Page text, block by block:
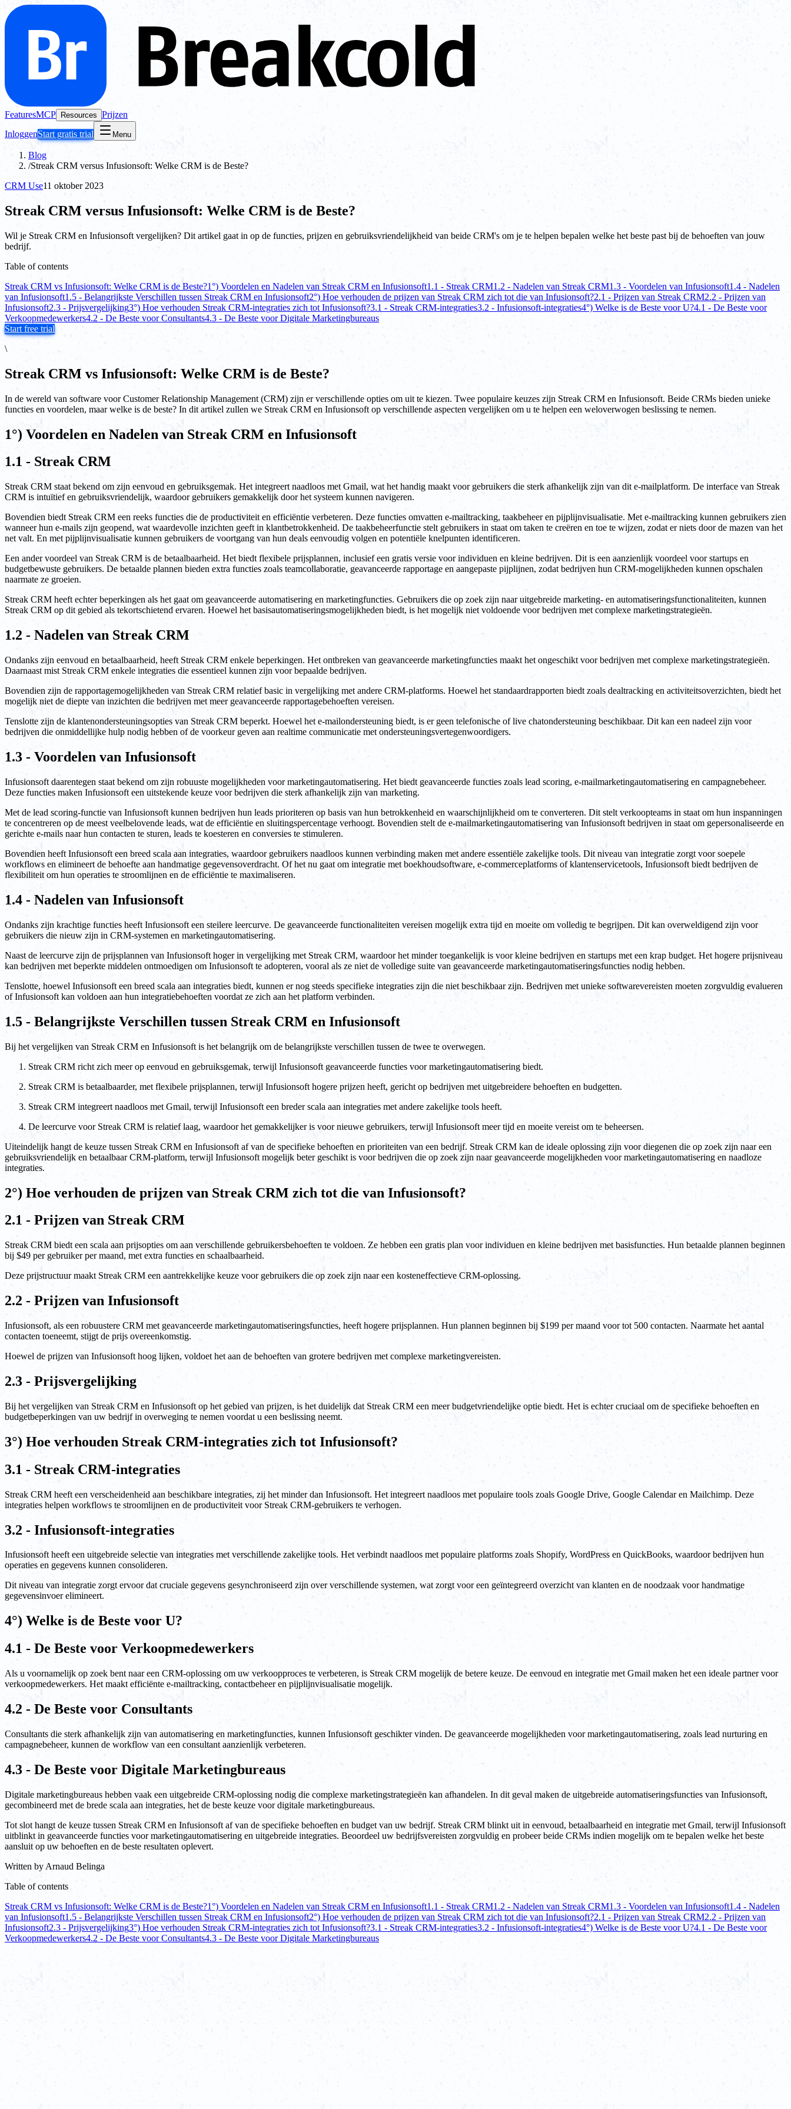
FeaturesMCP Resources Prijzen
InloggenStart gratis trial Menu
Blog
/Streak CRM versus Infusionsoft: Welke CRM is de Beste?
CRM Use11 oktober 2023
Streak CRM versus Infusionsoft: Welke CRM is de Beste?
Wil je Streak CRM en Infusionsoft vergelijken? Dit artikel gaat in op de functies, prijzen en gebruiksvriendelijkheid van beide CRM's om je te helpen bepalen welke het beste past bij de behoeften van jouw
bedrijf.
Table of contents
Streak CRM vs Infusionsoft: Welke CRM is de Beste?1°) Voordelen en Nadelen van Streak CRM en Infusionsoft1.1 - Streak CRM1.2 - Nadelen van Streak CRM1.3 - Voordelen van Infusionsoft1.4 - Nadelen
van Infusionsoft1.5 - Belangrijkste Verschillen tussen Streak CRM en Infusionsoft2°) Hoe verhouden de prijzen van Streak CRM zich tot die van Infusionsoft?2.1 - Prijzen van Streak CRM2.2 - Prijzen van
Infusionsoft2.3 - Prijsvergelijking3°) Hoe verhouden Streak CRM-integraties zich tot Infusionsoft?3.1 - Streak CRM-integraties3.2 - Infusionsoft-integraties4°) Welke is de Beste voor U?4.1 - De Beste voor
Verkoopmedewerkers4.2 - De Beste voor Consultants4.3 - De Beste voor Digitale Marketingbureaus
Start free trial
\
Streak CRM vs Infusionsoft: Welke CRM is de Beste?
In de wereld van software voor Customer Relationship Management (CRM) zijn er verschillende opties om uit te kiezen. Twee populaire keuzes zijn Streak CRM en Infusionsoft. Beide CRMs bieden unieke
functies en voordelen, maar welke is de beste? In dit artikel zullen we Streak CRM en Infusionsoft op verschillende aspecten vergelijken om u te helpen een weloverwogen beslissing te nemen.
1°) Voordelen en Nadelen van Streak CRM en Infusionsoft
1.1 - Streak CRM
Streak CRM staat bekend om zijn eenvoud en gebruiksgemak. Het integreert naadloos met Gmail, wat het handig maakt voor gebruikers die sterk afhankelijk zijn van dit e-mailplatform. De interface van Streak
CRM is intuïtief en gebruiksvriendelijk, waardoor gebruikers gemakkelijk door het systeem kunnen navigeren.
Bovendien biedt Streak CRM een reeks functies die de productiviteit en efficiëntie verbeteren. Deze functies omvatten e-mailtracking, taakbeheer en pijplijnvisualisatie. Met e-mailtracking kunnen gebruikers zien
wanneer hun e-mails zijn geopend, wat waardevolle inzichten geeft in klantbetrokkenheid. De taakbeheerfunctie stelt gebruikers in staat om taken te creëren en toe te wijzen, zodat er niets door de mazen van het
net valt. En met pijplijnvisualisatie kunnen gebruikers de voortgang van hun deals eenvoudig volgen en potentiële knelpunten identificeren.
Een ander voordeel van Streak CRM is de betaalbaarheid. Het biedt flexibele prijsplannen, inclusief een gratis versie voor individuen en kleine bedrijven. Dit is een aanzienlijk voordeel voor startups en
budgetbewuste gebruikers. De betaalde plannen bieden extra functies zoals teamcollaboratie, geavanceerde rapportage en aangepaste pijplijnen, zodat bedrijven hun CRM-mogelijkheden kunnen opschalen
naarmate ze groeien.
Streak CRM heeft echter beperkingen als het gaat om geavanceerde automatisering en marketingfuncties. Gebruikers die op zoek zijn naar uitgebreide marketing- en automatiseringsfunctionaliteiten, kunnen
Streak CRM op dit gebied als tekortschietend ervaren. Hoewel het basisautomatiseringsmogelijkheden biedt, is het mogelijk niet voldoende voor bedrijven met complexe marketingstrategieën.
1.2 - Nadelen van Streak CRM
Ondanks zijn eenvoud en betaalbaarheid, heeft Streak CRM enkele beperkingen. Het ontbreken van geavanceerde marketingfuncties maakt het ongeschikt voor bedrijven met complexe marketingstrategieën.
Daarnaast mist Streak CRM enkele integraties die essentieel kunnen zijn voor bepaalde bedrijven.
Bovendien zijn de rapportagemogelijkheden van Streak CRM relatief basic in vergelijking met andere CRM-platforms. Hoewel het standaardrapporten biedt zoals dealtracking en activiteitsoverzichten, biedt het
mogelijk niet de diepte van inzichten die bedrijven met meer geavanceerde rapportagebehoeften vereisen.
Tenslotte zijn de klantenondersteuningsopties van Streak CRM beperkt. Hoewel het e-mailondersteuning biedt, is er geen telefonische of live chatondersteuning beschikbaar. Dit kan een nadeel zijn voor
bedrijven die onmiddellijke hulp nodig hebben of de voorkeur geven aan realtime communicatie met ondersteuningsvertegenwoordigers.
1.3 - Voordelen van Infusionsoft
Infusionsoft daarentegen staat bekend om zijn robuuste mogelijkheden voor marketingautomatisering. Het biedt geavanceerde functies zoals lead scoring, e-mailmarketingautomatisering en campagnebeheer.
Deze functies maken Infusionsoft een uitstekende keuze voor bedrijven die sterk afhankelijk zijn van marketing.
Met de lead scoring-functie van Infusionsoft kunnen bedrijven hun leads prioriteren op basis van hun betrokkenheid en waarschijnlijkheid om te converteren. Dit stelt verkoopteams in staat om hun inspanningen
te concentreren op de meest veelbelovende leads, wat de efficiëntie en sluitingspercentage verhoogt. Bovendien stelt de e-mailmarketingautomatisering van Infusionsoft bedrijven in staat om gepersonaliseerde en
gerichte e-mails naar hun contacten te sturen, leads te koesteren en conversies te stimuleren.
Bovendien heeft Infusionsoft een breed scala aan integraties, waardoor gebruikers naadloos kunnen verbinding maken met andere essentiële zakelijke tools. Dit niveau van integratie zorgt voor soepele
workflows en elimineert de behoefte aan handmatige gegevensoverdracht. Of het nu gaat om integratie met boekhoudsoftware, e-commerceplatforms of klantenservicetools, Infusionsoft biedt bedrijven de
flexibiliteit om hun operaties te stroomlijnen en de efficiëntie te maximaliseren.
1.4 - Nadelen van Infusionsoft
Ondanks zijn krachtige functies heeft Infusionsoft een steilere leercurve. De geavanceerde functionaliteiten vereisen mogelijk extra tijd en moeite om volledig te begrijpen. Dit kan overweldigend zijn voor
gebruikers die nieuw zijn in CRM-systemen en marketingautomatisering.
Naast de leercurve zijn de prijsplannen van Infusionsoft hoger in vergelijking met Streak CRM, waardoor het minder toegankelijk is voor kleine bedrijven en startups met een krap budget. Het hogere prijsniveau
kan bedrijven met beperkte middelen ontmoedigen om Infusionsoft te adopteren, vooral als ze niet de volledige suite van geavanceerde marketingautomatiseringsfuncties nodig hebben.
Tenslotte, hoewel Infusionsoft een breed scala aan integraties biedt, kunnen er nog steeds specifieke integraties zijn die niet beschikbaar zijn. Bedrijven met unieke softwarevereisten moeten zorgvuldig evalueren
of Infusionsoft kan voldoen aan hun integratiebehoeften voordat ze zich aan het platform verbinden.
1.5 - Belangrijkste Verschillen tussen Streak CRM en Infusionsoft
Bij het vergelijken van Streak CRM en Infusionsoft is het belangrijk om de belangrijkste verschillen tussen de twee te overwegen.
Streak CRM richt zich meer op eenvoud en gebruiksgemak, terwijl Infusionsoft geavanceerde functies voor marketingautomatisering biedt.
Streak CRM is betaalbaarder, met flexibele prijsplannen, terwijl Infusionsoft hogere prijzen heeft, gericht op bedrijven met uitgebreidere behoeften en budgetten.
Streak CRM integreert naadloos met Gmail, terwijl Infusionsoft een breder scala aan integraties met andere zakelijke tools heeft.
De leercurve voor Streak CRM is relatief laag, waardoor het gemakkelijker is voor nieuwe gebruikers, terwijl Infusionsoft meer tijd en moeite vereist om te beheersen.
Uiteindelijk hangt de keuze tussen Streak CRM en Infusionsoft af van de specifieke behoeften en prioriteiten van een bedrijf. Streak CRM kan de ideale oplossing zijn voor diegenen die op zoek zijn naar een
gebruiksvriendelijk en betaalbaar CRM-platform, terwijl Infusionsoft mogelijk beter geschikt is voor bedrijven die op zoek zijn naar geavanceerde mogelijkheden voor marketingautomatisering en naadloze
integraties.
2°) Hoe verhouden de prijzen van Streak CRM zich tot die van Infusionsoft?
2.1 - Prijzen van Streak CRM
Streak CRM biedt een scala aan prijsopties om aan verschillende gebruikersbehoeften te voldoen. Ze hebben een gratis plan voor individuen en kleine bedrijven met basisfuncties. Hun betaalde plannen beginnen
bij $49 per gebruiker per maand, met extra functies en schaalbaarheid.
Deze prijstructuur maakt Streak CRM een aantrekkelijke keuze voor gebruikers die op zoek zijn naar een kosteneffectieve CRM-oplossing.
2.2 - Prijzen van Infusionsoft
Infusionsoft, als een robuustere CRM met geavanceerde marketingautomatiseringsfuncties, heeft hogere prijsplannen. Hun plannen beginnen bij $199 per maand voor tot 500 contacten. Naarmate het aantal
contacten toeneemt, stijgt de prijs overeenkomstig.
Hoewel de prijzen van Infusionsoft hoog lijken, voldoet het aan de behoeften van grotere bedrijven met complexe marketingvereisten.
2.3 - Prijsvergelijking
Bij het vergelijken van Streak CRM en Infusionsoft op het gebied van prijzen, is het duidelijk dat Streak CRM een meer budgetvriendelijke optie biedt. Het is echter cruciaal om de specifieke behoeften en
budgetbeperkingen van uw bedrijf in overweging te nemen voordat u een beslissing neemt.
3°) Hoe verhouden Streak CRM-integraties zich tot Infusionsoft?
3.1 - Streak CRM-integraties
Streak CRM heeft een verscheidenheid aan beschikbare integraties, zij het minder dan Infusionsoft. Het integreert naadloos met populaire tools zoals Google Drive, Google Calendar en Mailchimp. Deze
integraties helpen workflows te stroomlijnen en de productiviteit voor Streak CRM-gebruikers te verhogen.
3.2 - Infusionsoft-integraties
Infusionsoft heeft een uitgebreide selectie van integraties met verschillende zakelijke tools. Het verbindt naadloos met populaire platforms zoals Shopify, WordPress en QuickBooks, waardoor bedrijven hun
operaties en gegevens kunnen consolideren.
Dit niveau van integratie zorgt ervoor dat cruciale gegevens gesynchroniseerd zijn over verschillende systemen, wat zorgt voor een ​​geïntegreerd overzicht van klanten en de noodzaak voor handmatige
gegevensinvoer elimineert.
4°) Welke is de Beste voor U?
4.1 - De Beste voor Verkoopmedewerkers
Als u voornamelijk op zoek bent naar een CRM-oplossing om uw verkoopproces te verbeteren, is Streak CRM mogelijk de betere keuze. De eenvoud en integratie met Gmail maken het een ideale partner voor
verkoopmedewerkers. Het maakt efficiënte e-mailtracking, contactbeheer en pijplijnvisualisatie mogelijk.
4.2 - De Beste voor Consultants
Consultants die sterk afhankelijk zijn van automatisering en marketingfuncties, kunnen Infusionsoft geschikter vinden. De geavanceerde mogelijkheden voor marketingautomatisering, zoals lead nurturing en
campagnebeheer, kunnen de workflow van een consultant aanzienlijk verbeteren.
4.3 - De Beste voor Digitale Marketingbureaus
Digitale marketingbureaus hebben vaak een uitgebreide CRM-oplossing nodig die complexe marketingstrategieën kan afhandelen. In dit geval maken de uitgebreide automatiseringsfuncties van Infusionsoft,
gecombineerd met de brede scala aan integraties, het de beste keuze voor digitale marketingbureaus.
Tot slot hangt de keuze tussen Streak CRM en Infusionsoft af van de specifieke behoeften en budget van uw bedrijf. Streak CRM blinkt uit in eenvoud, betaalbaarheid en integratie met Gmail, terwijl Infusionsoft
uitblinkt in geavanceerde functies voor marketingautomatisering en uitgebreide integraties. Beoordeel uw bedrijfsvereisten zorgvuldig en probeer beide CRMs indien mogelijk om te bepalen welke het beste
aansluit op uw behoeften en de beste resultaten oplevert.
Written by Arnaud Belinga
Table of contents
Streak CRM vs Infusionsoft: Welke CRM is de Beste?1°) Voordelen en Nadelen van Streak CRM en Infusionsoft1.1 - Streak CRM1.2 - Nadelen van Streak CRM1.3 - Voordelen van Infusionsoft1.4 - Nadelen
van Infusionsoft1.5 - Belangrijkste Verschillen tussen Streak CRM en Infusionsoft2°) Hoe verhouden de prijzen van Streak CRM zich tot die van Infusionsoft?2.1 - Prijzen van Streak CRM2.2 - Prijzen van
Infusionsoft2.3 - Prijsvergelijking3°) Hoe verhouden Streak CRM-integraties zich tot Infusionsoft?3.1 - Streak CRM-integraties3.2 - Infusionsoft-integraties4°) Welke is de Beste voor U?4.1 - De Beste voor
Verkoopmedewerkers4.2 - De Beste voor Consultants4.3 - De Beste voor Digitale Marketingbureaus